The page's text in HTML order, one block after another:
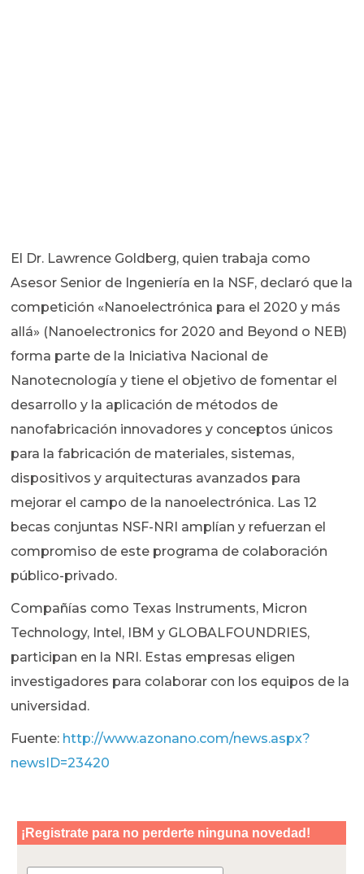
El Dr. Lawrence Goldberg, quien trabaja como
Asesor Senior de Ingeniería en la NSF, declaró que la
competición «Nanoelectrónica para el 2020 y más
allá» (Nanoelectronics for 2020 and Beyond o NEB)
forma parte de la Iniciativa Nacional de
Nanotecnología y tiene el objetivo de fomentar el
desarrollo y la aplicación de métodos de
nanofabricación innovadores y conceptos únicos
para la fabricación de materiales, sistemas,
dispositivos y arquitecturas avanzados para
mejorar el campo de la nanoelectrónica. Las 12
becas conjuntas NSF-NRI amplían y refuerzan el
compromiso de este programa de colaboración
público-privado.
Compañías como Texas Instruments, Micron
Technology, Intel, IBM y GLOBALFOUNDRIES,
participan en la NRI. Estas empresas eligen
investigadores para colaborar con los equipos de la
universidad.
Fuente: http://www.azonano.com/news.aspx?
newsID=23420